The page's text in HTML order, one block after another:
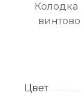
Колодка
Цвет